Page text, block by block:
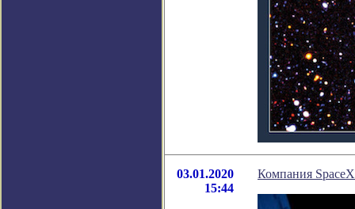
03.01.2020
15:44
Компания